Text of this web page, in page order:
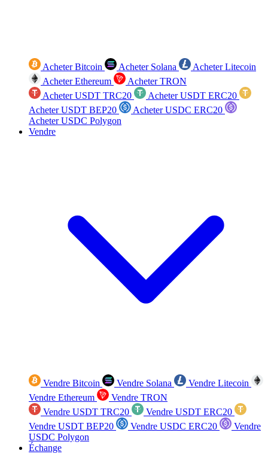
Acheter Bitcoin Acheter Solana
Acheter Litecoin
Acheter Ethereum
Acheter TRON
Acheter USDT TRC20
Acheter USDT ERC20
Acheter USDT BEP20
Acheter USDC ERC20
Acheter USDC Polygon
Vendre
Vendre Bitcoin Vendre Solana
Vendre Litecoin
Vendre Ethereum
Vendre TRON
Vendre USDT TRC20
Vendre USDT ERC20
Vendre USDT BEP20
Vendre USDC ERC20
Vendre
USDC Polygon
Échange